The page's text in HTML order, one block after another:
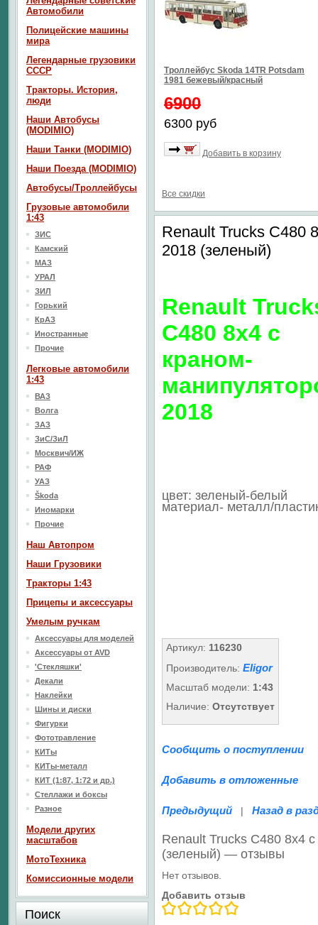
Троллейбус Skoda 14TR Potsdam
1981 бежевый/красный
6900
6300 руб
Добавить в корзину
Все скидки
Renault Trucks C480
2018 (зеленый)
Renault
C480 8х4 с
краном-
2018
цвет: зеленый-белый
материал- металл/
Артикул: 116230
Производитель: Eligor
Масштаб модели: 1:43
Наличие: Отсутствует
Сообщить о поступлении
Добавить в отложенные
Предыдущий | Назад в
Renault Trucks C480 8х4
(зеленый) — отзывы
Нет отзывов.
Добавить отзыв
Автомобили
Полицейские машины
мира
Легендарные грузовики
СССР
Тракторы. История,
люди
Наши Автобусы
(MODIMIO)
Наши Танки (MODIMIO)
Наши Поезда (MODIMIO)
Автобусы/Троллейбусы
Грузовые автомобили
1:43
ЗИС
Камский
МАЗ
УРАЛ
ЗИЛ
Горький
КрАЗ
Иностранные
Прочие
Легковые автомобили
1:43
ВАЗ
Волга
ЗАЗ
ЗиС/ЗиЛ
Москвич/ИЖ
РАФ
УАЗ
Škoda
Иномарки
Прочие
Наш Aвтопром
Наши Грузовики
Тракторы 1:43
Прицепы и аксессуары
Умелым ручкам
Аксессуары для моделей
Аксессуары от AVD
'Стекляшки'
Декали
Наклейки
Шины и диски
Фигурки
Фототравление
КИТы
КИТы-металл
КИТ (1:87, 1:72 и др.)
Стеллажи и боксы
Разное
Модели других
масштабов
МотоТехника
Комиссионные модели
Поиск